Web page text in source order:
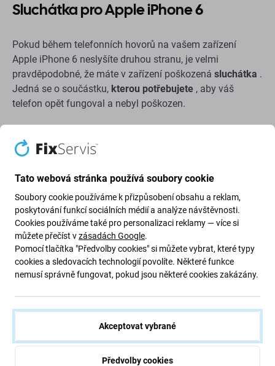
Sluchátka pro Apple iPhone 6
Pokud během telefonních hovorů na vašem zařízení
Apple iPhone 6 neslyšíte druhou stranu, je velmi
pravděpodobné, že máte v zařízení poškozená sluchátka .
Jedná se o součástku, kterou potřebujete , aby váš
telefon opět fungoval a nebyl poškozen.
Aftermarket je vyroben podle stejných standardů,
specifikací a materiálů jako originál. Jedná se o kopii
originálu a náhradní díl dodávaný jako Aftermarket může
(ve vzácných případech) vykazovat minimální odchylky
ve funkčnosti, kvalitě nebo vzhledu. Chcete-li se dozvědět
více o kvalitě, přečtěte si náš blog, kde se kvalitě
podrobněji zaměřujeme.
Montáž a tipy:
Pro montáž nebo demontáž je potřeba speciální
nářadí, které naleznete v naší nabídce
Při montáži věnujte pozornost křehkým částem
Tato webová stránka používá soubory cookie
Soubory cookie používáme k přizpůsobení obsahu a reklam,
poskytování funkcí sociálních médií a analýze návštěvnosti.
Cookies používáme také pro personalizaci reklamy — více si
můžete přečíst vzásadách Google.
Pomocí tlačítka "Předvolby cookies" si můžete vybrat, které typy
cookies a sledovacích technologií povolíte. Některé funkce
nemusí správně fungovat, pokud jsou některé cookies zakázány.
Akceptovat vybrané
Předvolby cookies